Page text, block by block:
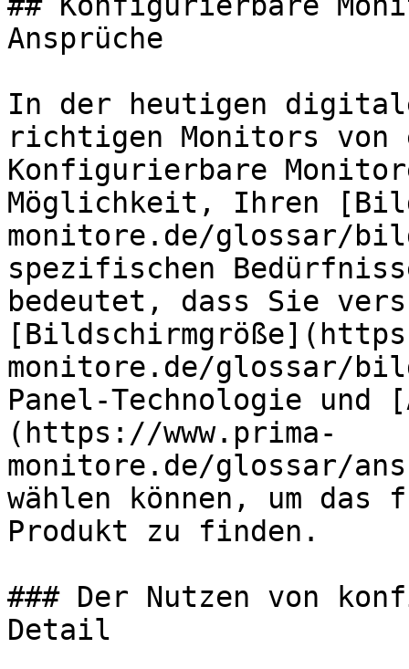
Ansprüche
In der heutigen
richtigen Monitors von
Konfigurierbare
Möglichkeit, Ihren
monitore.de/glossar/
spezifischen
bedeutet, dass Sie
monitore.de/glossar/
Panel-Technologie und
(https://www.prima-
monitore.de/glossar/
wählen können, um
Produkt zu finden.
### Der Nutzen von
Detail